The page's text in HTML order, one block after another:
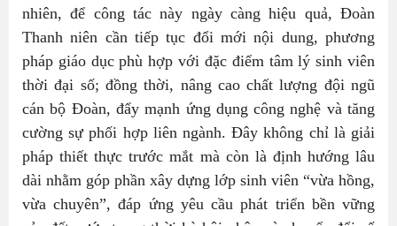
nhiên, để công tác này ngày càng hiệu quả, Đoàn
Thanh niên cần tiếp tục đổi mới nội dung, phương
pháp giáo dục phù hợp với đặc điểm tâm lý sinh viên
thời đại số; đồng thời, nâng cao chất lượng đội ngũ
cán bộ Đoàn, đẩy mạnh ứng dụng công nghệ và tăng
cường sự phối hợp liên ngành. Đây không chỉ là giải
pháp thiết thực trước mắt mà còn là định hướng lâu
dài nhằm góp phần xây dựng lớp sinh viên “vừa hồng,
vừa chuyên”, đáp ứng yêu cầu phát triển bền vững